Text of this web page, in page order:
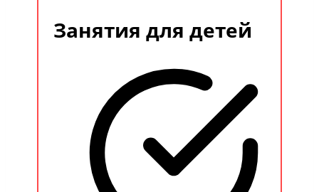
Занятия для детей